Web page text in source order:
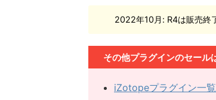
2022年10月: R4は販売終
その他プラグインのセール
iZotopeプラグイン一